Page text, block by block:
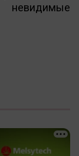
невидимые